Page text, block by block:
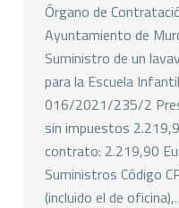
Órgano de
Ayuntamiento de
Suministro de un
para la Escuela
016/2021/235/2
sin impuestos
contrato: 2.219,90
Suministros Código
(incluido el de